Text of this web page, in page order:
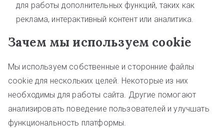
для работы дополнительных функций, таких как
реклама, интерактивный контент или аналитика.
Зачем мы используем cookie
Мы используем собственные и сторонние файлы
cookie для нескольких целей. Некоторые из них
необходимы для работы сайта. Другие помогают
анализировать поведение пользователей и улучшать
функциональность платформы.